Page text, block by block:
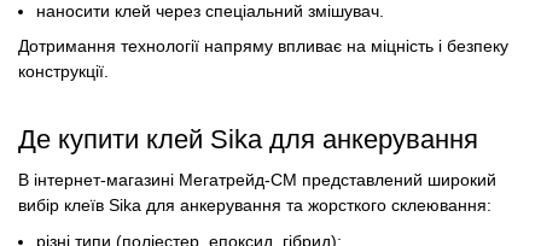
наносити клей через спеціальний змішувач.
Дотримання технології напряму впливає на міцність і безпеку
конструкції.
Де купити клей Sika для анкерування
В інтернет-магазині Мегатрейд-СМ представлений широкий
вибір клеїв Sika для анкерування та жорсткого склеювання:
різні типи (поліестер, епоксид, гібрид);